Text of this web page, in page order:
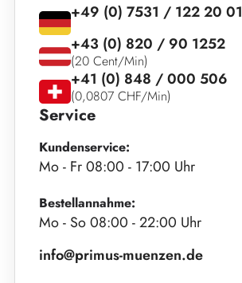
Service
Kundenservice:
Mo - Fr 08:00 - 17:00 Uhr
Bestellannahme:
Mo - So 08:00 - 22:00 Uhr
info@primus-muenzen.de
+49 (0) 7531 / 122 20 01
+43 (0) 820 / 90 1252
(20 Cent/Min)
+41 (0) 848 / 000 506
(0,0807 CHF/Min)